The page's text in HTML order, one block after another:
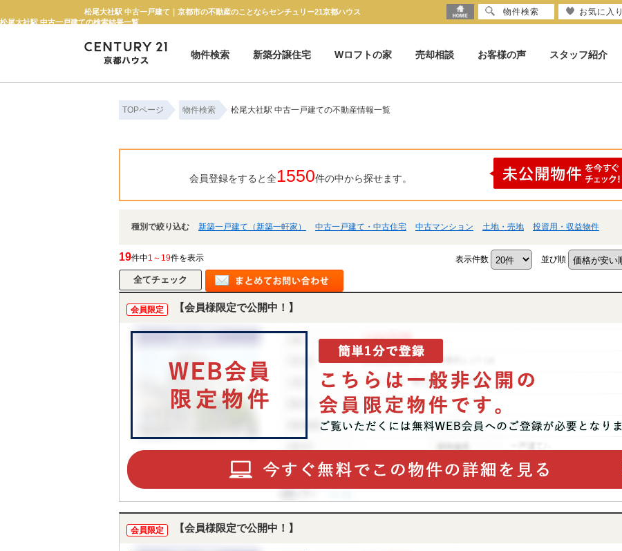
松尾大社駅 中古一戸建て｜京都市の不動産のことならセンチュリー21京都ハウス
物件検索
新築分譲住宅 Wロフトの家 売却相談 お客様の声 スタッフ紹介
TOPページ 物件検索 松尾大社駅 中古一戸建ての不動産情報一覧
松尾大社駅 中古一戸建ての検索結果一覧
会員登録をすると全1550件の中から探せます。
種別で絞り込む 新築一戸建て（新築一軒家） 中古一戸建て・中古住宅 中古マンション 土地・売地 投資用・収益物件
19件中1～19件を表示 表示件数 並び順
会員限定 【会員様限定で公開中！】
会員限定 【会員様限定で公開中！】
物件検索 お気に入り